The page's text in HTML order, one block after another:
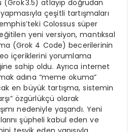
3.5) atlayıp doğrudan
çeşitli tartışmaları
Colossus süper
yeni versiyon, mantıksal
(Grok 4 Code) becerilerinin
içeriklerini yorumlama
sahip oldu. Ayrıca internet
adına “meme okuma”
en büyük tartışma, sistemin
özgürlükçü olarak
nedeniyle yaşandı. Yeni
şüpheli kabul eden ve